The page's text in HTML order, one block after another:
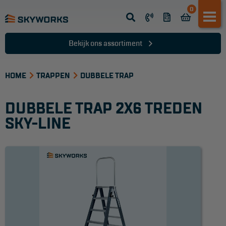
0
Opsteek ladder
Schuifladder
Telescopische ladder
Ladder accessoires
Bekijk ons assortiment
HOME TRAPPEN DUBBELE TRAP
DUBBELE TRAP 2X6 TREDEN
SKY-LINE